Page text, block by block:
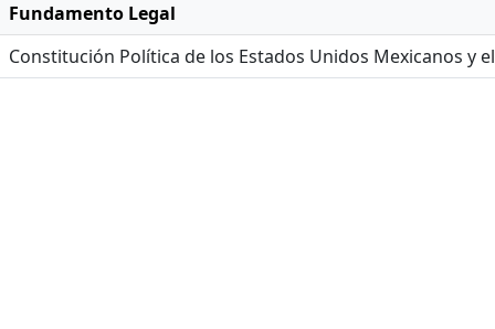
Fundamento Legal
Constitución Política de los Estados Unidos Mexicanos